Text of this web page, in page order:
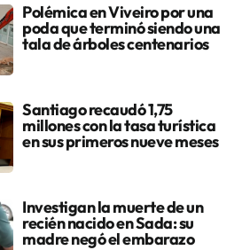
Polémica en Viveiro por una
poda que terminó siendo una
tala de árboles centenarios
Santiago recaudó 1,75
millones con la tasa turística
en sus primeros nueve meses
Investigan la muerte de un
recién nacido en Sada: su
madre negó el embarazo